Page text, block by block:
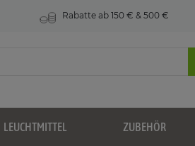
Rabatte ab 150 € & 500 €
LEUCHTMITTEL ZUBEHÖR